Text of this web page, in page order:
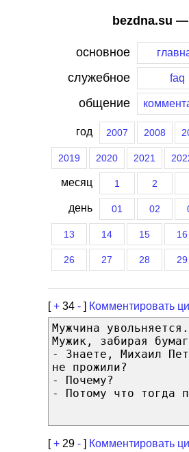
bezdna.su
основное
служебное faq
общение
год 2007 2008
2019 2020 2021
месяц 1 2
день 01 02
13 14 15 16
26 27 28 29
[+ 34 - ] Комментировать
Мужчина
Мужик, забирая
- Знаете, Михаил
не прожили?
- Почему?
- Потому что тогда
[+ 29 - ] Комментировать